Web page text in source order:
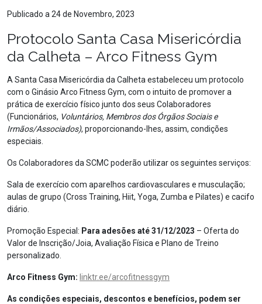
Publicado a 24 de Novembro, 2023
Protocolo Santa Casa Misericórdia
da Calheta – Arco Fitness Gym
A Santa Casa Misericórdia da Calheta estabeleceu um protocolo
com o Ginásio Arco Fitness Gym, com o intuito de promover a
prática de exercício físico junto dos seus Colaboradores
(Funcionários, Voluntários, Membros dos Órgãos Sociais e
Irmãos/Associados), proporcionando-lhes, assim, condições
especiais.
Os Colaboradores da SCMC poderão utilizar os seguintes serviços:
Sala de exercício com aparelhos cardiovasculares e musculação;
aulas de grupo (Cross Training, Hiit, Yoga, Zumba e Pilates) e cacifo
diário.
Promoção Especial: Para adesões até 31/12/2023 – Oferta do
Valor de Inscrição/Joia, Avaliação Física e Plano de Treino
personalizado.
Arco Fitness Gym: linktr.ee/arcofitnessgym
As condições especiais, descontos e benefícios, podem ser